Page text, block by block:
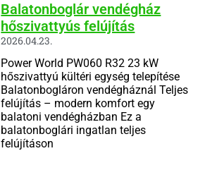
Balatonboglár vendégház
hőszivattyús felújítás
2026.04.23.
Power World PW060 R32 23 kW
hőszivattyú kültéri egység telepítése
Balatonbogláron vendégháznál Teljes
felújítás – modern komfort egy
balatoni vendégházban Ez a
balatonboglári ingatlan teljes
felújításon